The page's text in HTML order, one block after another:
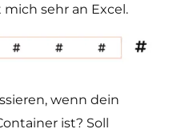
sehr an Excel.
wenn dein
ist? Soll